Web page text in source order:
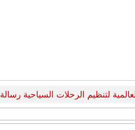
لتنظيم الرحلات السياحية رسالة